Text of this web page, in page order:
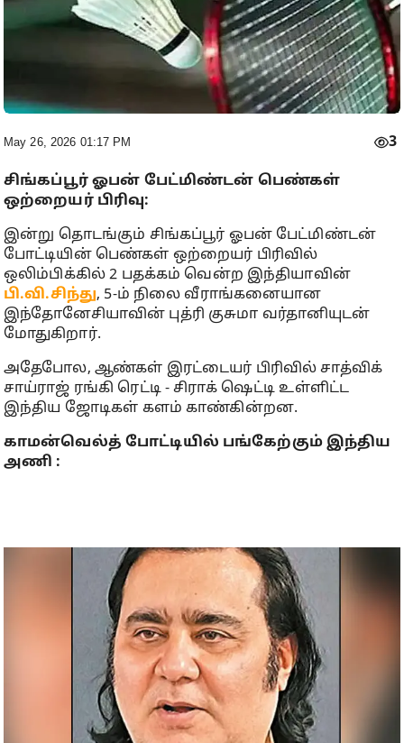
May 26, 2026 01:17 PM 3
சிங்கப்பூர் ஓபன் பேட்மிண்டன் பெண்கள்
ஒற்றையர் பிரிவு:
இன்று தொடங்கும் சிங்கப்பூர் ஓபன் பேட்மிண்டன்
போட்டியின் பெண்கள் ஒற்றையர் பிரிவில்
ஒலிம்பிக்கில் 2 பதக்கம் வென்ற இந்தியாவின்
பி.வி.சிந்து, 5-ம் நிலை வீராங்கனையான
இந்தோனேசியாவின் புத்ரி குசுமா வர்தானியுடன்
மோதுகிறார்.
அதேபோல, ஆண்கள் இரட்டையர் பிரிவில் சாத்விக்
சாய்ராஜ் ரங்கி ரெட்டி - சிராக் ஷெட்டி உள்ளிட்ட
இந்திய ஜோடிகள் களம் காண்கின்றன.
காமன்வெல்த் போட்டியில் பங்கேற்கும் இந்திய
அணி :